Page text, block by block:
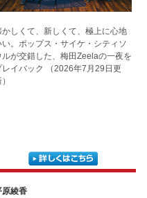
かしくて、新しくて、極上に心地
い。ポップス・サイケ・ シティソ
ルが交錯した、梅田Zeelaの一夜を
レイバック
（2026年7月29日更
原綾香